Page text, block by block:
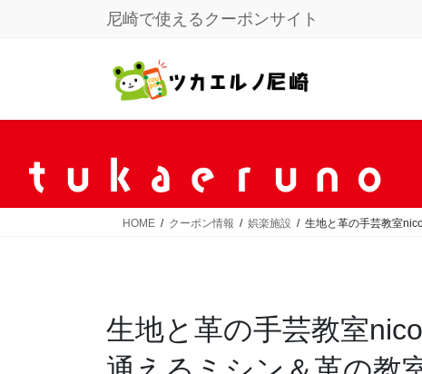
に
ョ
動
尼崎で使えるクーポンサイト
HOME クーポン情報 娯楽施設 生地と革の手芸教室
生地と革の手芸教室